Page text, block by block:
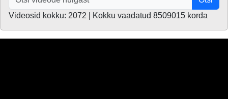
Videosid kokku: 2072 | Kokku vaadatud 8509015 korda